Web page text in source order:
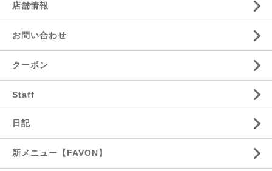
店舗情報
お問い合わせ
クーポン
Staff
日記
新メニュー【FAVON】